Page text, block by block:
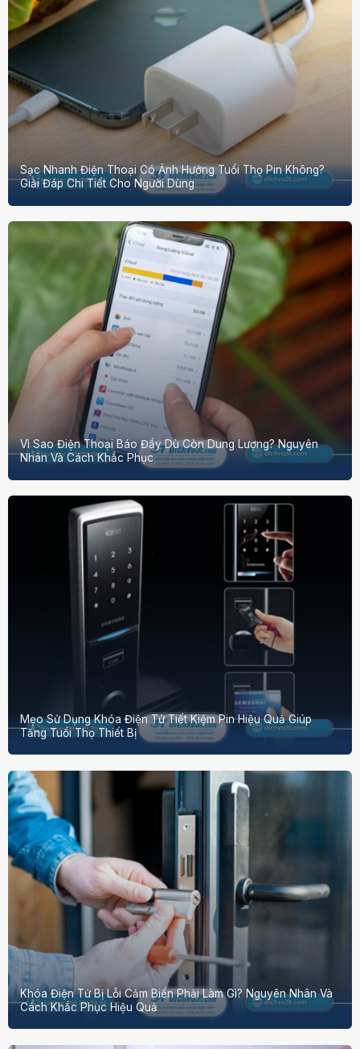
Sạc Nhanh Điện Thoại Có Ảnh Hưởng Tuổi Thọ Pin Không?
Giải Đáp Chi Tiết Cho Người Dùng
Vì Sao Điện Thoại Báo Đầy Dù Còn Dung Lượng? Nguyên
Nhân Và Cách Khắc Phục
Mẹo Sử Dụng Khóa Điện Tử Tiết Kiệm Pin Hiệu Quả Giúp
Tăng Tuổi Thọ Thiết Bị
Khóa Điện Tử Bị Lỗi Cảm Biến Phải Làm Gì? Nguyên Nhân Và
Cách Khắc Phục Hiệu Quả